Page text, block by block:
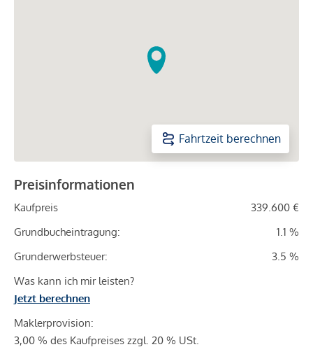
Fahrtzeit berechnen
Preisinformationen
Kaufpreis
339.600 €
Grundbucheintragung:
1.1 %
Grunderwerbsteuer:
3.5 %
Was kann ich mir leisten?
Jetzt berechnen
Maklerprovision:
3,00 % des Kaufpreises zzgl. 20 % USt.